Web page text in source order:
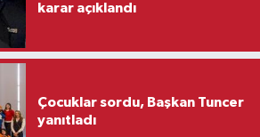
karar açıklandı
Çocuklar sordu, Başkan Tuncer
yanıtladı